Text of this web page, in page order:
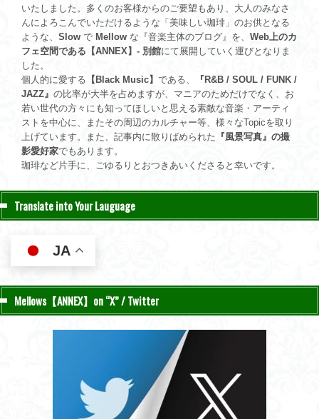
いたしました。多くのお客様からのご要望もあり、大人のみなさ
んによろこんでいただけるような「美味しい珈琲」のお供となる
ような、 Slow で Mellow な『音楽主体のブログ』を、 Web上のカ
フェ空間である【ANNEX】- 別館にて展開していく運びとなりま
した。
個人的に愛する 【Black Music】 である、
『R&B / SOUL / FUNK /
JAZZ』 の比率が大半を占めますが、マニアのためだけでなく、お
若い世代の方々にも知ってほしいと思える素敵な音楽・アーティ
ストを中心に、またその周辺のカルチャー等、様々なTopicを取り
上げています。また、記事内に散りばめられた 『風景写真』の撮
影愛好家でもあります。
珈琲など片手に、ごゆるりとおつきあいくださると幸いです。
Translate into Your Lauguage
JA
Mellows【ANNEX】on “X” / Twitter